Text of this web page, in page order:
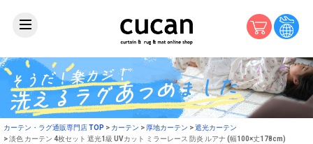
カーテン・ラグ通販専門店 TOP カーテン 厚地カーテン
遮光カーテン
淡色 カーテン 4枚セット 遮光1級 UVカット ミラーレース 防炎 ルアナ (幅100×丈178cm)